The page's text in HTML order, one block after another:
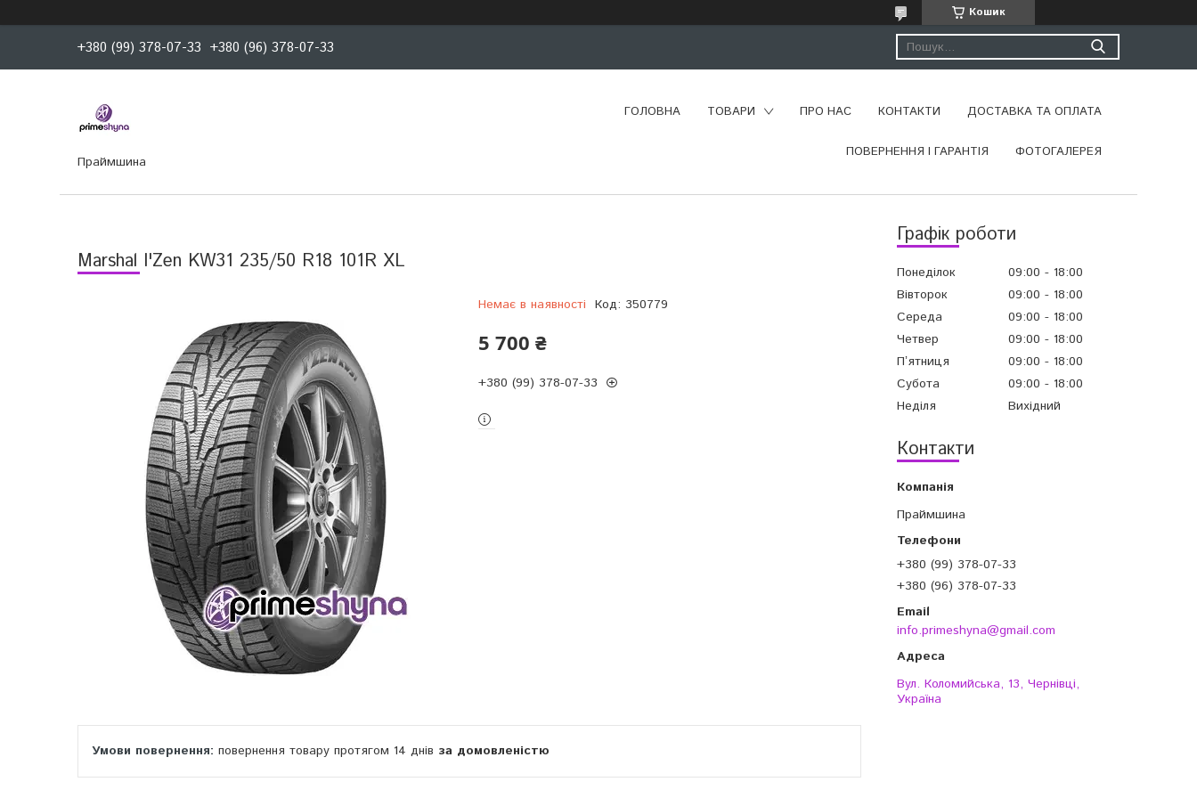
Кошик
+380 (99) 378-07-33 +380 (96) 378-07-33
Праймшина
ГОЛОВНА ТОВАРИ ПРО НАС КОНТАКТИ ДОСТАВКА ТА ОПЛАТА
ПОВЕРНЕННЯ І ГАРАНТІЯ ФОТОГАЛЕРЕЯ
Графік роботи
Понеділок 09:00
18:00
Вівторок
09:00
18:00
Середа
09:00
18:00
Четвер
09:00
18:00
Пʼятниця
09:00
18:00
Субота
09:00
18:00
Неділя
Вихідний
Контакти
Праймшина
+380 (99) 378-07-33
+380 (96) 378-07-33
info.primeshyna@gmail.com
Вул. Коломийська, 13, Чернівці,
Україна
Marshal I'Zen KW31 235/50 R18 101R XL
Немає в наявності Код: 350779
5 700 ₴
+380 (99) 378-07-33
повернення товару протягом 14 днів за домовленістю